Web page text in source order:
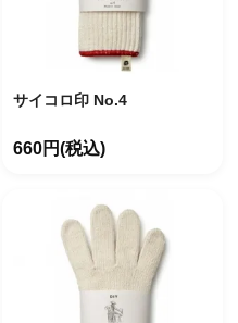
サイコロ印 No.4
660円(税込)